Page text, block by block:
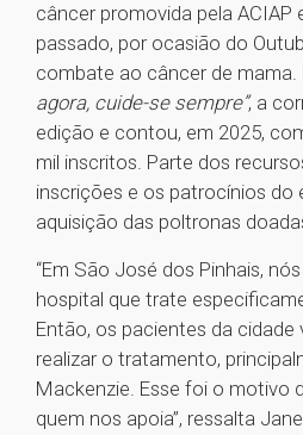
câncer promovida pela
passado, por ocasião do
combate ao câncer de mama.
agora, cuide-se sempre”, a
edição e contou, em 2025,
mil inscritos. Parte dos
inscrições e os patrocínios do
aquisição das poltronas
“Em São José dos Pinhais,
hospital que trate
Então, os pacientes da cidade
realizar o tratamento,
Mackenzie. Esse foi o motivo
quem nos apoia”, ressalta